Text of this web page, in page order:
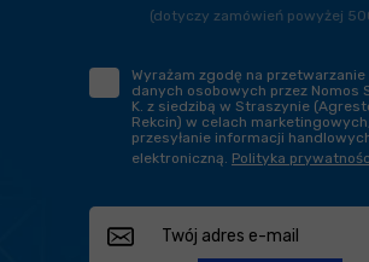
(dotyczy zamówień powyżej
Wyrażam zgodę na przetwarzanie
danych osobowych przez Nomos
K. z siedzibą w Straszynie
Rekcin) w celach
przesyłanie informacji
elektroniczną. Polityka